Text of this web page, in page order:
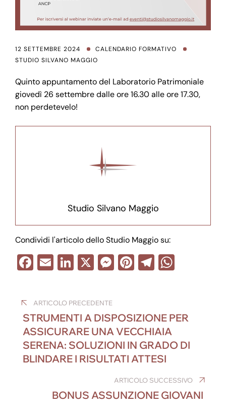
12 SETTEMBRE 2024
CALENDARIO FORMATIVO
STUDIO SILVANO MAGGIO
Quinto appuntamento del Laboratorio Patrimoniale
giovedì 26 settembre dalle ore 16.30 alle ore 17.30,
non perdetevelo!
Studio Silvano Maggio
Condividi l'articolo dello Studio Maggio su:
F
c
e
b
o
o
E
ail
Li
k
e
dI
n
X M
e
n
g
er
Pi
e
st
T
gr
a
m
s
A
p
articoli
ARTICOLO PRECEDENTE
STRUMENTI A DISPOSIZIONE PER
ASSICURARE UNA VECCHIAIA
SERENA: SOLUZIONI IN GRADO DI
BLINDARE I RISULTATI ATTESI
ARTICOLO SUCCESSIVO
BONUS ASSUNZIONE GIOVANI